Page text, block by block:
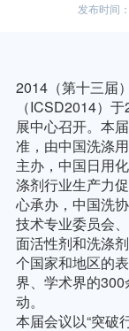
发布时间
2014（第十三届
（ICSD2014）于
展中心召开。本
准，由中国洗涤
主办，中国日用
涤剂行业生产力
心承办，中国洗
技术专业委员会
面活性剂和洗涤
个国家和地区的
界、学术界的300
动。
本届会议以“突破